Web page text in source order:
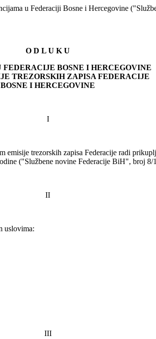
u Federaciji Bosne i Hercegovine
O D L U K U
FEDERACIJE BOSNE I HERCEGOVINE
TREZORSKIH ZAPISA FEDERACIJE
BOSNE I HERCEGOVINE
I
emisije trezorskih zapisa Federacije radi
("Službene novine Federacije BiH", broj
II
uslovima:
III